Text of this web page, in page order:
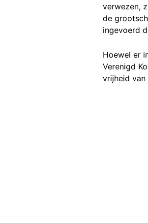
verwezen,
de
ingevoerd
Hoewel er
Verenigd
vrijheid van